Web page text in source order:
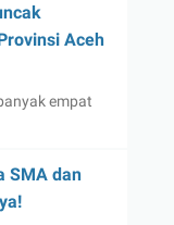
Aceh
empat
SMA dan